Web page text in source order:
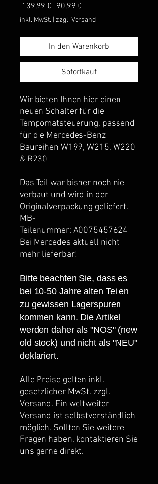
139,99 € Standardpreis
90,99 €
Preis
inkl. MwSt. zzgl. Versand
In den Warenkorb
Sofortkauf
Wir bieten Ihnen hier einen
neuen Schalter für die
Tempomatsteuerung, passend
für die Mercedes-Benz
Baureihen W199, W215, W220
& R230.
Das Teil war bisher noch nie
verbaut und wird in der
Originalverpackung geliefert.
MB-
Teilenummer: A0075457624
Bei Mercedes aktuell nicht
mehr lieferbar!
Bitte beachten Sie, dass es
bei 10-50 Jahre alten Teilen
zu gewissen Lagerspuren
kommen kann. Die Artikel
werden daher als "NOS" (new
old stock) und nicht als "NEU"
deklariert.
Alle Preise gelten inkl.
gesetzlicher MwSt. zzgl.
Versand. Ein weltweiter
Versand ist selbstverständlich
möglich. Sollten Sie weitere
Fragen haben, kontaktieren Sie
uns gerne direkt.